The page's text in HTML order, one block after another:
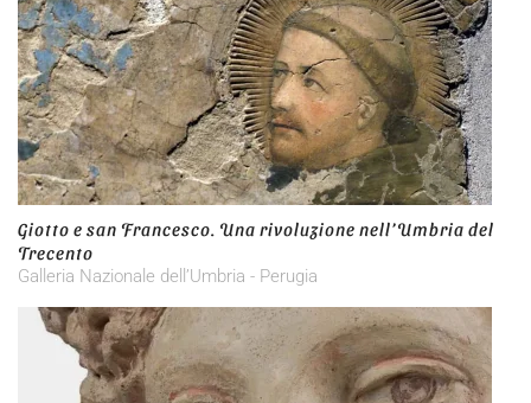
Giotto e san Francesco. Una rivoluzione nell’Umbria del
Trecento
Galleria Nazionale dell’Umbria - Perugia